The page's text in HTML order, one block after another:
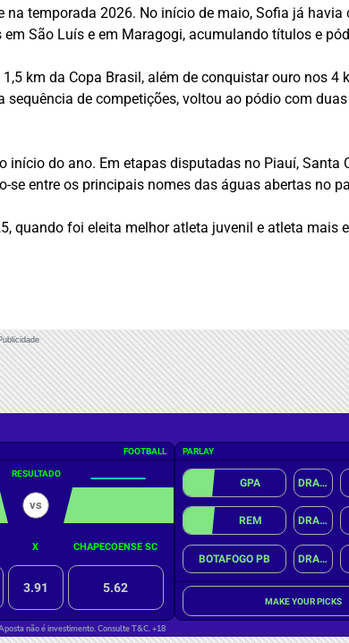
temporada 2026. No início de maio, Sofia já
São Luís e em Maragogi, acumulando títulos e
km da Copa Brasil, além de conquistar ouro nos 4
de competições, voltou ao pódio com
do ano. Em etapas disputadas no Piauí, Santa
entre os principais nomes das águas abertas no
quando foi eleita melhor atleta juvenil e atleta mais